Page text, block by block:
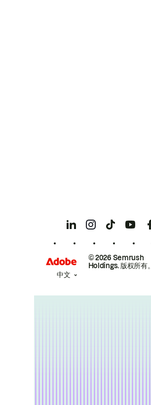
© 2026 Semrush
Holdings. 版权所有。
中文